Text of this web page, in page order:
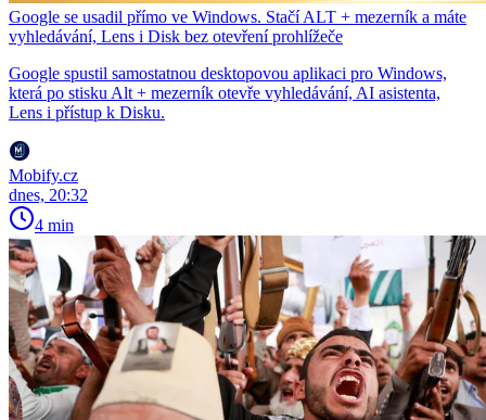
Google se usadil přímo ve Windows. Stačí ALT + mezerník a máte
vyhledávání, Lens i Disk bez otevření prohlížeče
Google spustil samostatnou desktopovou aplikaci pro Windows,
která po stisku Alt + mezerník otevře vyhledávání, AI asistenta,
Lens i přístup k Disku.
Mobify.cz
dnes, 20:32
4 min